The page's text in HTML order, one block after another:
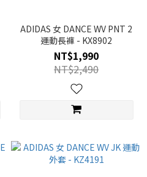
ADIDAS 女 DANCE WV PNT 2
運動長褲 - KX8902
NT$1,990
NT$2,490